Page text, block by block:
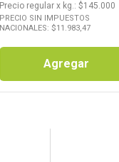
Precio regular x kg.: $145.000
PRECIO SIN IMPUESTOS
NACIONALES: $11.983,47
Agregar